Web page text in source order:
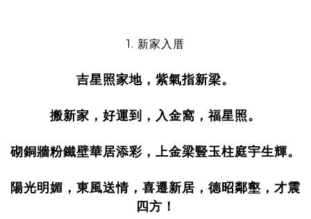
1. 新家入厝
吉星照家地，紫氣指新梁。
搬新家，好運到，入金窩，福星照。
砌銅牆粉鐵壁華居添彩，上金梁豎玉柱庭宇生輝。
陽光明媚，東風送情，喜遷新居，德昭鄰壑，才震
四方！